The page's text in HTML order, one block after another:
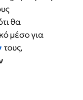
θα
μέσο για
τους,